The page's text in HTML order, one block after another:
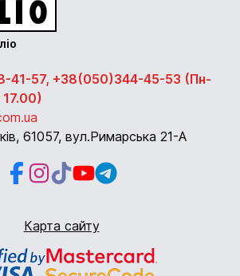
41-57, +38(050)344-45-53 (Пн-
, 61057, вул.Римарська 21-А
Facebook
Instagram
Instagram
YoutubeTelegram
Карта сайту